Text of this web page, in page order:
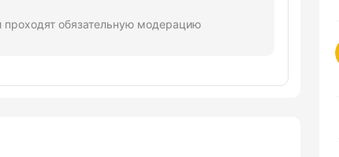
проходят обязательную модерацию